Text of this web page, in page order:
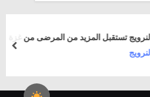
المزيد من المرضى من غزة